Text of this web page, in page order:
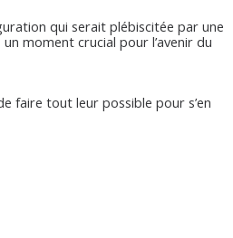
qui serait plébiscitée par une
moment crucial pour l’avenir du
faire tout leur possible pour s’en